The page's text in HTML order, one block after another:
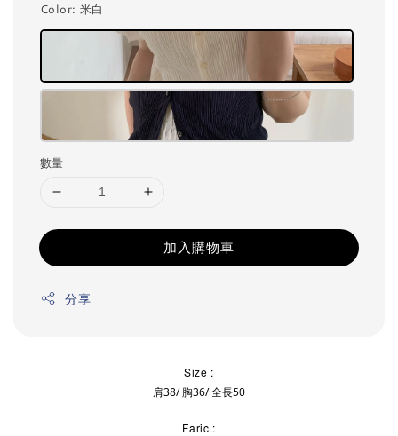
Color: 米白
數量
加入購物車
分享
Size :
肩38/ 胸36/ 全長50
Faric :